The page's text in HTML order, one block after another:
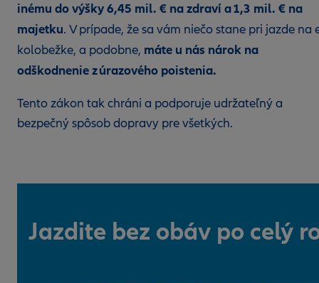
inému do výšky 6,45 mil. € na zdraví a 1,3 mil. € na
majetku. V prípade, že sa vám niečo stane pri jazde na
kolobežke, a podobne, máte u nás nárok na
odškodnenie z úrazového poistenia.
Tento zákon tak chráni a podporuje udržateľný a
bezpečný spôsob dopravy pre všetkých.
Jazdite bez obáv po celý